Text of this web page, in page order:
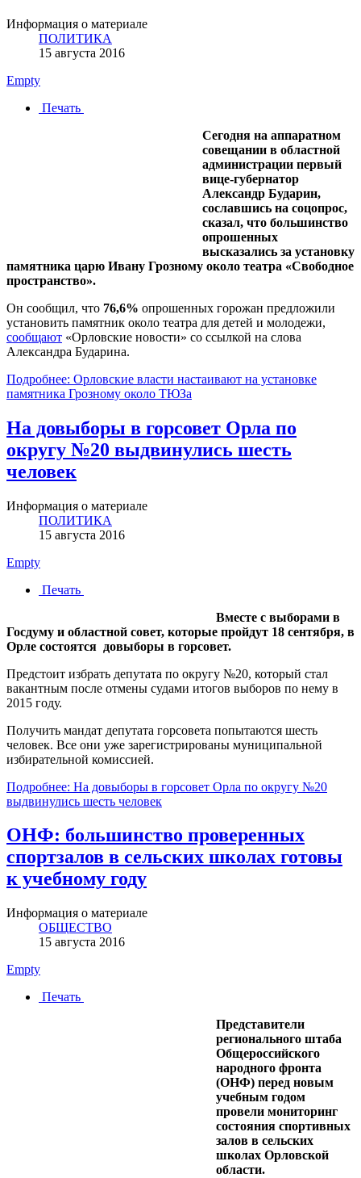
Информация о материале
ПОЛИТИКА
15 августа 2016
Empty
Печать
Сегодня на аппаратном
совещании в областной
администрации первый
вице-губернатор
Александр Бударин,
сославшись на соцопрос,
сказал, что большинство
опрошенных
высказались за установку
памятника царю Ивану Грозному около театра «Свободное
пространство».
Он сообщил, что 76,6% опрошенных горожан предложили
установить памятник около театра для детей и молодежи,
сообщают «Орловские новости» со ссылкой на слова
Александра Бударина.
Подробнее: Орловские власти настаивают на установке
памятника Грозному около ТЮЗа
На довыборы в горсовет Орла по
округу №20 выдвинулись шесть
человек
Информация о материале
ПОЛИТИКА
15 августа 2016
Empty
Печать
Вместе с выборами в
Госдуму и областной совет, которые пройдут 18 сентября, в
Орле состоятся довыборы в горсовет.
Предстоит избрать депутата по округу №20, который стал
вакантным после отмены судами итогов выборов по нему в
2015 году.
Получить мандат депутата горсовета попытаются шесть
человек. Все они уже зарегистрированы муниципальной
избирательной комиссией.
Подробнее: На довыборы в горсовет Орла по округу №20
выдвинулись шесть человек
ОНФ: большинство проверенных
спортзалов в сельских школах готовы
к учебному году
Информация о материале
ОБЩЕСТВО
15 августа 2016
Empty
Печать
Представители
регионального штаба
Общероссийского
народного фронта
(ОНФ) перед новым
учебным годом
провели мониторинг
состояния спортивных
залов в сельских
школах Орловской
области.